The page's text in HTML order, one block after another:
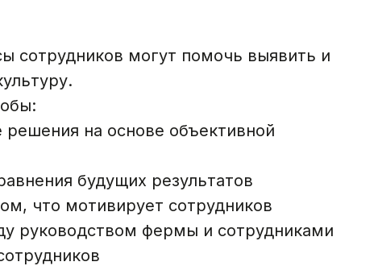
сотрудников могут помочь выявить и
на основе объективной
будущих результатов
что мотивирует сотрудников
руководством фермы и сотрудниками